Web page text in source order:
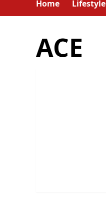
Home Lifestyle
ACE